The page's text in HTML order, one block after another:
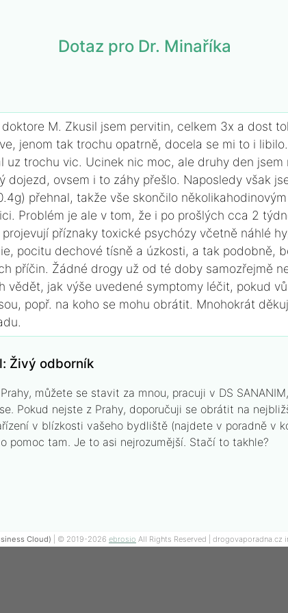
Dotaz pro Dr. Minaříka
doktore M. Zkusil jsem pervitin, celkem 3x a dost
jenom tak trochu opatrně, docela se mi to i
uz trochu vic. Ucinek nic moc, ale druhy den jsem
dojezd, ovsem i to záhy přešlo. Naposledy však
přehnal, takže vše skončilo
Problém je ale v tom, že i po prošlých cca 2
příznaky toxické psychózy včetně náhlé
pocitu dechové tísně a úzkosti, a tak podobně,
příčin. Žádné drogy už od té doby samozřejmě
vědět, jak výše uvedené symptomy léčit, pokud
popř. na koho se mohu obrátit. Mnohokrát
Živý odborník
můžete se stavit za mnou, pracuji v DS
Pokud nejste z Prahy, doporučuji se obrátit na
v blízkosti vašeho bydliště (najdete v poradně v
pomoc tam. Je to asi nejrozumější. Stačí to takhle?
Cloud) | © 2019-2026 ebrosio All Rights Reserved | drogovaporadna.cz